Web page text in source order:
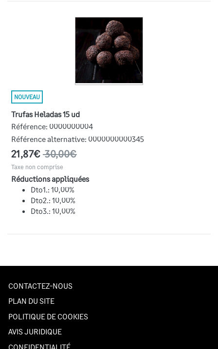
NOUVEAU
Trufas Heladas 15 ud
Référence: 0000000004
Référence alternative: 0000000000345
21,87€ 30,00€
Taxe non comprise
Réductions appliquées
Dto1.: 10,00%
Dto2.: 10,00%
Dto3.: 10,00%
CONTACTEZ-NOUS
PLAN DU SITE
POLITIQUE DE COOKIES
AVIS JURIDIQUE
CONFIDENTIALITÉ